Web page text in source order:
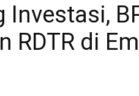
Investasi,
RDTR di